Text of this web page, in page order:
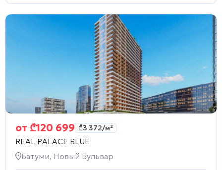
от ₾120 699 ₾3 372/м²
REAL PALACE BLUE
Батуми, Новый Бульвар